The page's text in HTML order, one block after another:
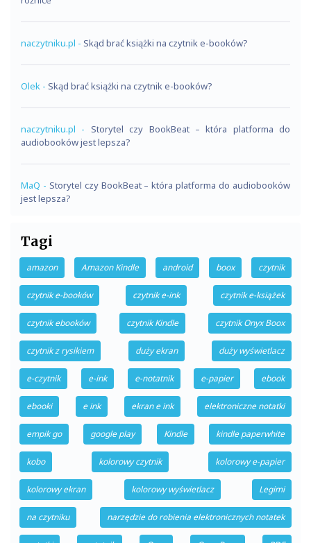
naczytniku.pl - Skąd brać książki na czytnik e-booków?
Olek - Skąd brać książki na czytnik e-booków?
naczytniku.pl - Storytel czy BookBeat – która platforma do
audiobooków jest lepsza?
MaQ - Storytel czy BookBeat – która platforma do audiobooków
jest lepsza?
Tagi
amazon Amazon Kindle android boox czytnik
czytnik e-booków czytnik e-ink czytnik e-książek
czytnik ebooków czytnik Kindle czytnik Onyx Boox
czytnik z rysikiem duży ekran duży wyświetlacz
e-czytnik e-ink e-notatnik e-papier ebook
ebooki e ink ekran e ink elektroniczne notatki
empik go google play Kindle kindle paperwhite
kobo kolorowy czytnik kolorowy e-papier
kolorowy ekran kolorowy wyświetlacz Legimi
na czytniku narzędzie do robienia elektronicznych notatek